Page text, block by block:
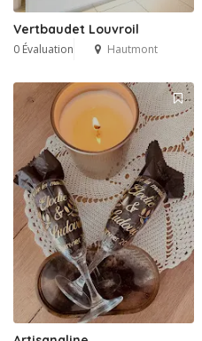
Vertbaudet Louvroil
0 Évaluation Hautmont